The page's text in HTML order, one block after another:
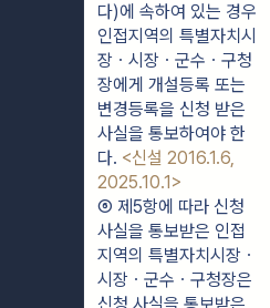
다)에 속하여 있는 경우
인접지역의 특별자치시
장ㆍ시장ㆍ군수ㆍ구청
장에게 개설등록 또는
변경등록을 신청 받은
사실을 통보하여야 한
다. <신설 2016.1.6,
2025.10.1>
⑥ 제5항에 따라 신청
사실을 통보받은 인접
지역의 특별자치시장ㆍ
시장ㆍ군수ㆍ구청장은